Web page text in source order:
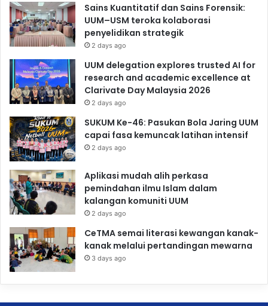
Sains Kuantitatif dan Sains Forensik:
UUM–USM teroka kolaborasi
penyelidikan strategik
2 days ago
UUM delegation explores trusted AI for
research and academic excellence at
Clarivate Day Malaysia 2026
2 days ago
SUKUM Ke-46: Pasukan Bola Jaring UUM
capai fasa kemuncak latihan intensif
2 days ago
Aplikasi mudah alih perkasa
pemindahan ilmu Islam dalam
kalangan komuniti UUM
2 days ago
CeTMA semai literasi kewangan kanak-
kanak melalui pertandingan mewarna
3 days ago